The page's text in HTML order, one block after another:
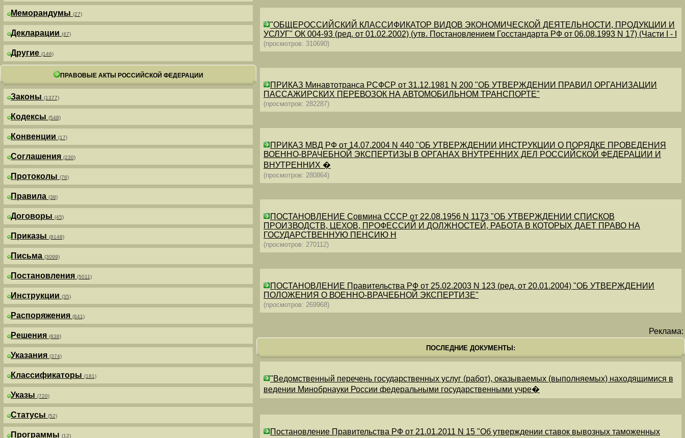
Меморандумы (27)
Декларации (47)
Другие (146)
ПРАВОВЫЕ АКТЫ РОССИЙСКОЙ ФЕДЕРАЦИИ
Законы (1377)
Кодексы (548)
Конвенции (17)
Соглашения (230)
Протоколы (76)
Правила (38)
Договоры (45)
Приказы (8148)
Письма (3099)
Постановления (5011)
Инструкции (35)
Распоряжения (641)
Решения (838)
Указания (374)
Классификаторы (181)
Указы (720)
Статусы (52)
Программы (12)
"ОБЩЕРОССИЙСКИЙ КЛАССИФИКАТОР ВИДОВ ЭКОНОМИЧЕСКОЙ ДЕЯТЕЛЬНОСТИ, ПРОДУКЦИИ И
УСЛУГ" ОК 004-93 (ред. от 01.02.2002) (утв. Постановлением Госстандарта РФ от 06.08.1993 N 17) (Части I - I
(просмотров: 310690)
ПРИКАЗ Минавтотранса РСФСР от 31.12.1981 N 200 "ОБ УТВЕРЖДЕНИИ ПРАВИЛ ОРГАНИЗАЦИИ
ПАССАЖИРСКИХ ПЕРЕВОЗОК НА АВТОМОБИЛЬНОМ ТРАНСПОРТЕ"
(просмотров: 282287)
ПРИКАЗ МВД РФ от 14.07.2004 N 440 "ОБ УТВЕРЖДЕНИИ ИНСТРУКЦИИ О ПОРЯДКЕ ПРОВЕДЕНИЯ
ВОЕННО-ВРАЧЕБНОЙ ЭКСПЕРТИЗЫ В ОРГАНАХ ВНУТРЕННИХ ДЕЛ РОССИЙСКОЙ ФЕДЕРАЦИИ И
ВНУТРЕННИХ �
(просмотров: 280864)
ПОСТАНОВЛЕНИЕ Совмина СССР от 22.08.1956 N 1173 "ОБ УТВЕРЖДЕНИИ СПИСКОВ
ПРОИЗВОДСТВ, ЦЕХОВ, ПРОФЕССИЙ И ДОЛЖНОСТЕЙ, РАБОТА В КОТОРЫХ ДАЕТ ПРАВО НА
ГОСУДАРСТВЕННУЮ ПЕНСИЮ Н
(просмотров: 270112)
ПОСТАНОВЛЕНИЕ Правительства РФ от 25.02.2003 N 123 (ред. от 20.01.2004) "ОБ УТВЕРЖДЕНИИ
ПОЛОЖЕНИЯ О ВОЕННО-ВРАЧЕБНОЙ ЭКСПЕРТИЗЕ"
(просмотров: 269968)
Реклама:
ПОСЛЕДНИЕ ДОКУМЕНТЫ:
"Ведомственный перечень государственных услуг (работ), оказываемых (выполняемых) находящимися в
ведении Минобрнауки России федеральными государственными учре�
Постановление Правительства РФ от 21.01.2011 N 15 "Об утверждении ставок вывозных таможенных